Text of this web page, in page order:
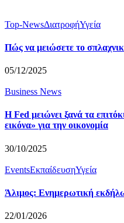
Top-NewsΔιατροφήΥγεία
Πώς να μειώσετε το
05/12/2025
Business News
Η Fed μειώνει ξανά τα
εικόνα» για την οικονομία
30/10/2025
EventsΕκπαίδευσηΥγεία
Άλιμος: Ενημερωτική
22/01/2026